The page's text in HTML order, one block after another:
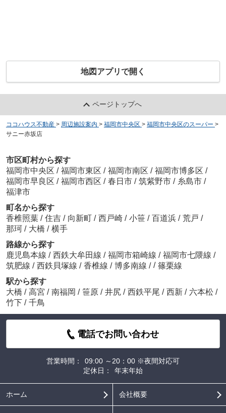
地図アプリで開く
ページトップへ
ココハウス不動産 > 周辺施設案内 > 福岡市中央区 > 福岡市中央区のスーパー >
サニー赤坂店
市区町村から探す
福岡市中央区 / 福岡市東区 / 福岡市南区 / 福岡市博多区 /
福岡市早良区 / 福岡市西区 / 春日市 / 筑紫野市 / 糸島市 /
福津市
町名から探す
香椎照葉 / 住吉 / 向新町 / 西戸崎 / 小笹 / 百道浜 / 荒戸 /
那珂 / 大橋 / 横手
路線から探す
鹿児島本線 / 西鉄大牟田線 / 福岡市箱崎線 / 福岡市七隈線 /
筑肥線 / 西鉄貝塚線 / 香椎線 / 博多南線 / / 篠栗線
駅から探す
大橋 / 高宮 / 南福岡 / 笹原 / 井尻 / 西鉄平尾 / 西新 / 六本松 /
竹下 / 千鳥
電話でお問い合わせ
営業時間：
09:00 ～20：00 ※夜間対応可
定休日：
年末年始
ホーム 会社概要